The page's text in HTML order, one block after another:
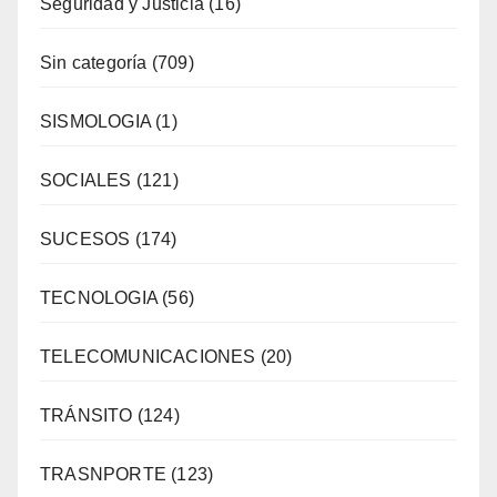
Sin categoría (709)
SISMOLOGIA (1)
SOCIALES (121)
SUCESOS (174)
TECNOLOGIA (56)
TELECOMUNICACIONES (20)
TRÁNSITO (124)
TRASNPORTE (123)